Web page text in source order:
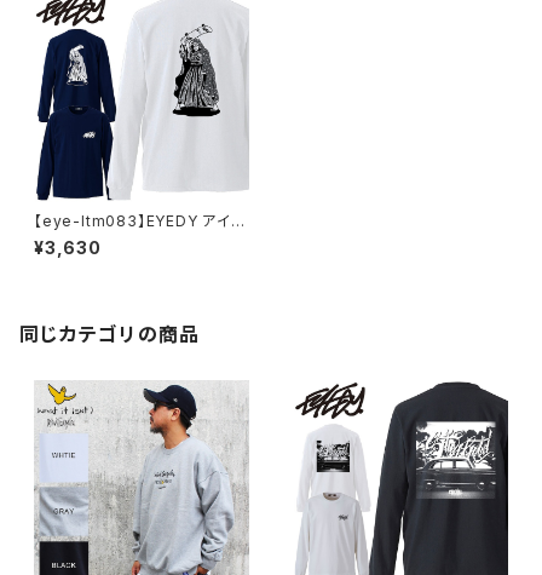
【eye-ltm083】EYEDY アイデ
ィー 大きいサイズ メンズ ロング
tシャツ ロンt SK8MARIA ブラ
¥3,630
同じカテゴリの商品